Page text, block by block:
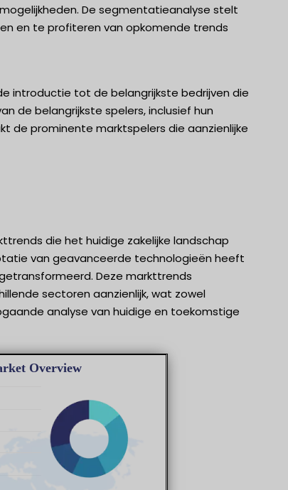
De segmentatieanalyse stelt
en te profiteren van opkomende trends
introductie tot de belangrijkste bedrijven die
de belangrijkste spelers, inclusief hun
de prominente marktspelers die aanzienlijke
die het huidige zakelijke landschap
van geavanceerde technologieën heeft
Deze markttrends
sectoren aanzienlijk, wat zowel
analyse van huidige en toekomstige